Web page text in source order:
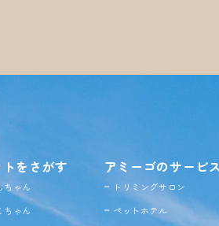
をさがす
ちゃん
ちゃん
アミーゴのサービ
トリミングサロン
ペットホテル